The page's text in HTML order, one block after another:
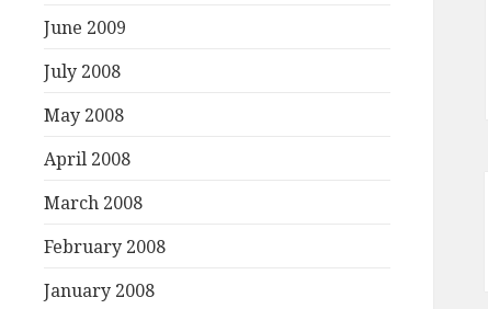
June 2009
July 2008
May 2008
April 2008
March 2008
February 2008
January 2008